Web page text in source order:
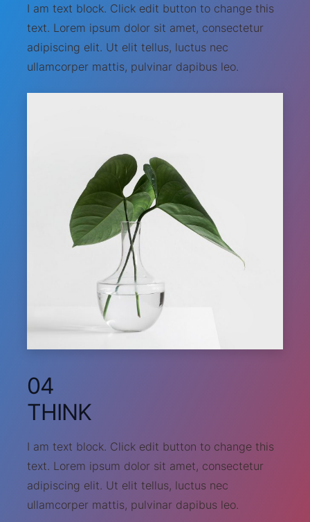
I am text block. Click edit button to change this
text. Lorem ipsum dolor sit amet, consectetur
adipiscing elit. Ut elit tellus, luctus nec
ullamcorper mattis, pulvinar dapibus leo.
04
THINK
I am text block. Click edit button to change this
text. Lorem ipsum dolor sit amet, consectetur
adipiscing elit. Ut elit tellus, luctus nec
ullamcorper mattis, pulvinar dapibus leo.